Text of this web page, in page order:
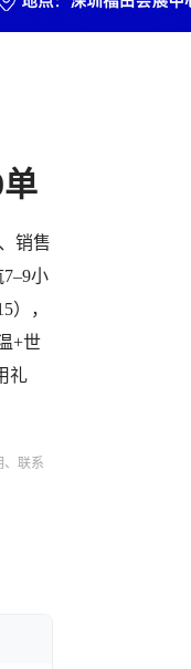
销售
小
），
+世
礼
、联系